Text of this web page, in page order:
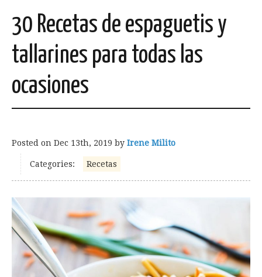
30 Recetas de espaguetis y
tallarines para todas las
ocasiones
Posted on Dec 13th, 2019 by Irene Milito
Categories: Recetas